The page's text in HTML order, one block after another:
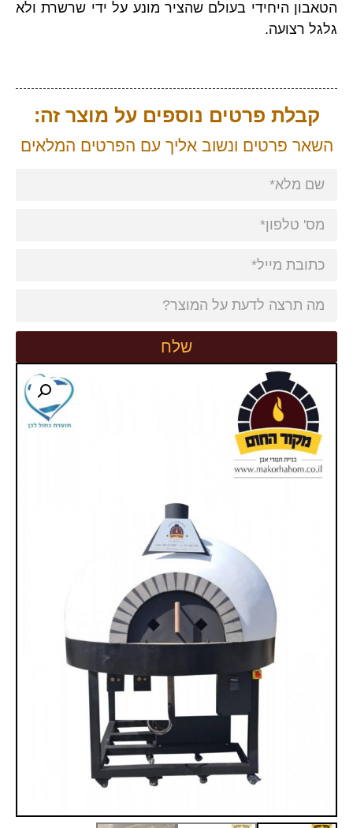
הטאבון היחידי בעולם שהציר מונע על ידי שרשרת ולא
גלגל רצועה.
קבלת פרטים נוספים על מוצר זה:
השאר פרטים ונשוב אליך עם הפרטים המלאים
שלח